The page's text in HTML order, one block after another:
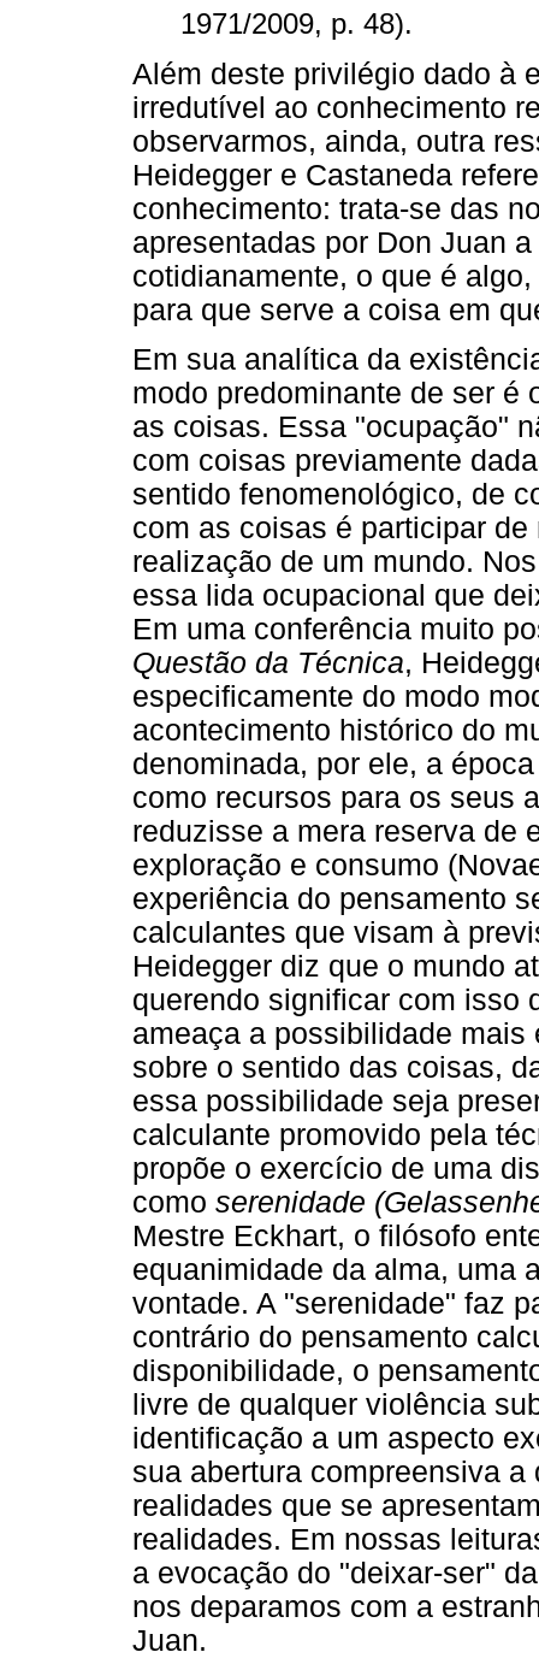
1971/2009, p. 48).
Além deste privilégio dado à
irredutível ao conhecimento
observarmos, ainda, outra
Heidegger e Castaneda
conhecimento: trata-se das
apresentadas por Don Juan
cotidianamente, o que é
para que serve a coisa em
Em sua analítica da
modo predominante de ser é
as coisas. Essa "ocupação"
com coisas previamente
sentido fenomenológico, de
com as coisas é participar
realização de um mundo.
essa lida ocupacional que
Em uma conferência muito
Questão da Técnica,
especificamente do modo
acontecimento histórico do
denominada, por ele, a
como recursos para os seus
reduzisse a mera reserva de
exploração e consumo
experiência do pensamento
calculantes que visam à
Heidegger diz que o mundo
querendo significar com isso
ameaça a possibilidade
sobre o sentido das coisas,
essa possibilidade seja
calculante promovido pela
propõe o exercício de uma
como serenidade
Mestre Eckhart, o filósofo
equanimidade da alma, uma
vontade. A "serenidade" faz
contrário do pensamento
disponibilidade, o
livre de qualquer violência
identificação a um aspecto
sua abertura compreensiva
realidades que se
realidades. Em nossas
a evocação do "deixar-ser"
nos deparamos com a
Juan.